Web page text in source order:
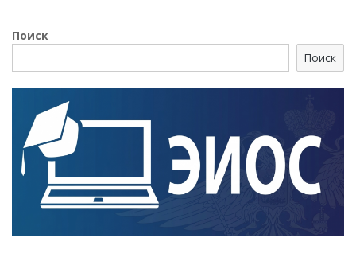
Поиск
Поиск